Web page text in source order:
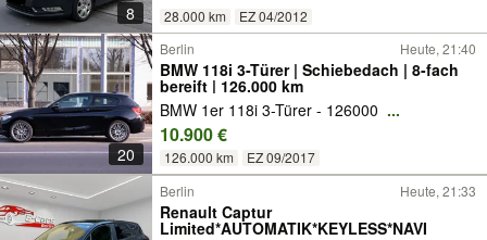
8 28.000 km EZ 04/2012
20
Berlin Heute, 21:40
BMW 118i 3-Türer | Schiebedach | 8-fach
bereift | 126.000 km
BMW 1er 118i 3-Türer - 126000 ...
10.900 €
126.000 km EZ 09/2017
Berlin Heute, 21:33
Renault Captur
Limited*AUTOMATIK*KEYLESS*NAVI